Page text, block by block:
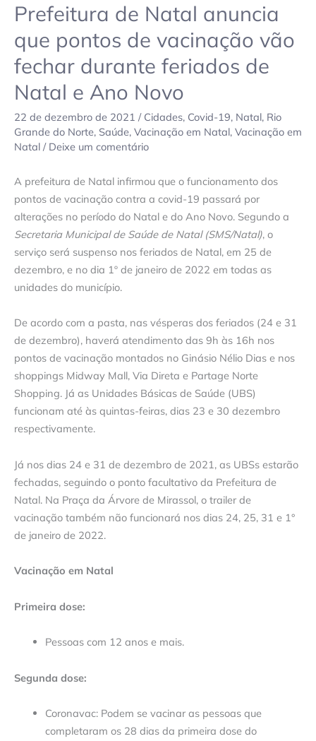
Prefeitura de Natal anuncia
que pontos de vacinação vão
fechar durante feriados de
Natal e Ano Novo
22 de dezembro de 2021 / Cidades, Covid-19, Natal, Rio
Grande do Norte, Saúde, Vacinação em Natal, Vacinação em
Natal / Deixe um comentário
A prefeitura de Natal infirmou que o funcionamento dos
pontos de vacinação contra a covid-19 passará por
alterações no período do Natal e do Ano Novo. Segundo a
Secretaria Municipal de Saúde de Natal (SMS/Natal), o
serviço será suspenso nos feriados de Natal, em 25 de
dezembro, e no dia 1º de janeiro de 2022 em todas as
unidades do município.
De acordo com a pasta, nas vésperas dos feriados (24 e 31
de dezembro), haverá atendimento das 9h às 16h nos
pontos de vacinação montados no Ginásio Nélio Dias e nos
shoppings Midway Mall, Via Direta e Partage Norte
Shopping. Já as Unidades Básicas de Saúde (UBS)
funcionam até às quintas-feiras, dias 23 e 30 dezembro
respectivamente.
Já nos dias 24 e 31 de dezembro de 2021, as UBSs estarão
fechadas, seguindo o ponto facultativo da Prefeitura de
Natal. Na Praça da Árvore de Mirassol, o trailer de
vacinação também não funcionará nos dias 24, 25, 31 e 1°
de janeiro de 2022.
Vacinação em Natal
Primeira dose:
Pessoas com 12 anos e mais.
Segunda dose:
Coronavac: Podem se vacinar as pessoas que
completaram os 28 dias da primeira dose do
de
e
Ano
Novo